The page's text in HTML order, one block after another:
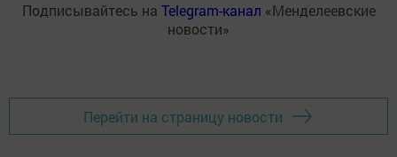
Подписывайтесь на Telegram-канал «Менделеевские
новости»
Перейти на страницу новости